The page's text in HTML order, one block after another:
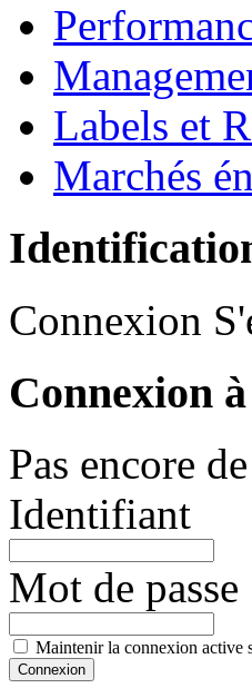
Labels et
Marchés
Connexion
Connexion
Pas encore
Identifiant
Mot de passe
Maintenir la connexion active